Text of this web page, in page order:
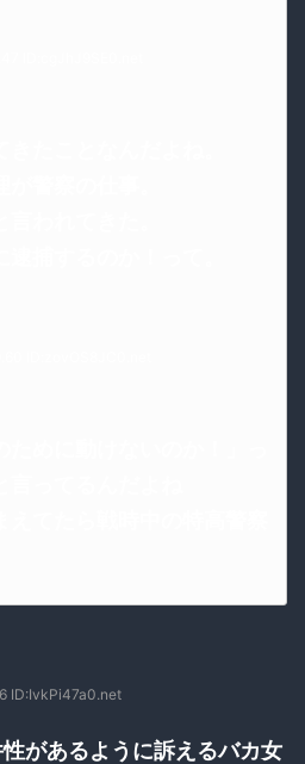
ID:IvkPi47a0.net
があるように訴えるバカ女